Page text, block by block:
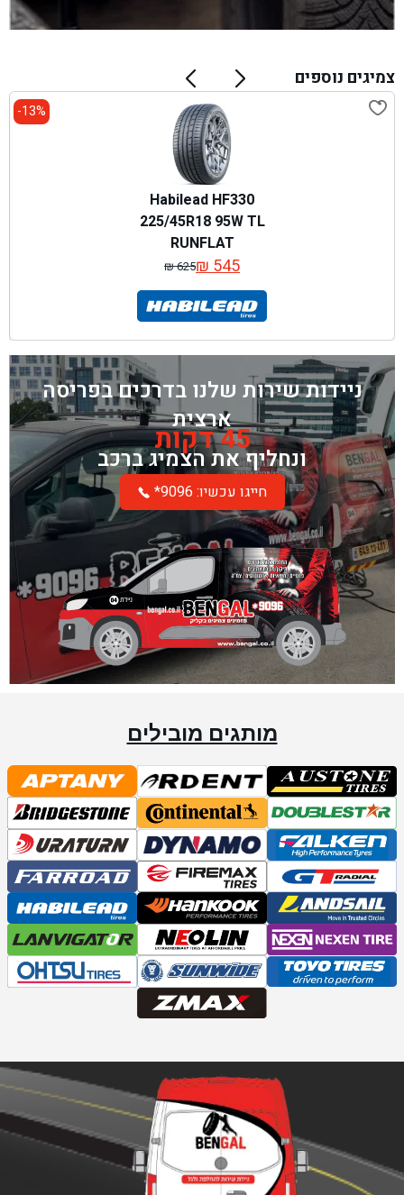
צמיגים נוספים
13%-
Habilead HF330
225/45R18 95W TL
RUNFLAT
₪625
המחיר
המקורי
היה:
₪ 625.
₪545 המחיר
הנוכחי
הוא:
₪ 545.
ניידות שירות שלנו בדרכים בפריסה
ארצית
45 דקות
ונחליף את הצמיג ברכב
*חייגו עכשיו: 9096
מותגים מובילים